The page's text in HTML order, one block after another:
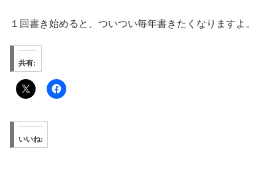
１回書き始めると、ついつい毎年書きたくなりますよ。
共有:
いいね: